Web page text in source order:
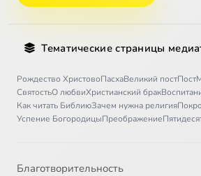
Тематические страницы
Рождество ХристовоПасхаВеликий постПост
СвятостьО любвиХристианский брак
Как читать БиблиюЗачем нужна религия
Успение БогородицыПреображение
Благотворительность